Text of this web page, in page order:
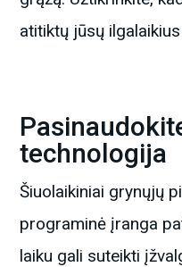
atitiktų jūsų
technologija
Šiuolaikiniai grynųjų
programinė įranga
laiku gali suteikti